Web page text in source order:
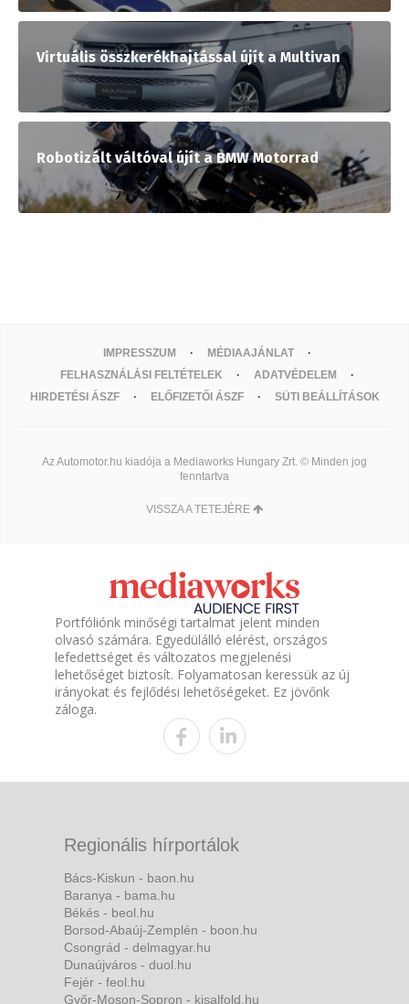
Virtuális összkerékhajtással újít a Multivan
Robotizált váltóval újít a BMW Motorrad
IMPRESSZUM
MÉDIAAJÁNLAT
FELHASZNÁLÁSI FELTÉTELEK
ADATVÉDELEM
HIRDETÉSI ÁSZF
ELŐFIZETŐI ÁSZF SÜTI BEÁLLÍTÁSOK
Az Automotor.hu kiadója a Mediaworks Hungary Zrt. © Minden jog
fenntartva
VISSZA A TETEJÉRE
Portfóliónk minőségi tartalmat jelent minden
olvasó számára. Egyedülálló elérést, országos
lefedettséget és változatos megjelenési
lehetőséget biztosít. Folyamatosan keressük az új
irányokat és fejlődési lehetőségeket. Ez jövőnk
záloga.
Regionális hírportálok
Bács-Kiskun - baon.hu
Baranya - bama.hu
Békés - beol.hu
Borsod-Abaúj-Zemplén - boon.hu
Csongrád - delmagyar.hu
Dunaújváros - duol.hu
Fejér - feol.hu
Győr-Moson-Sopron - kisalfold.hu